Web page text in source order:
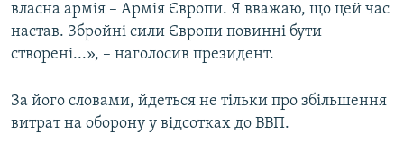
власна армія – Армія Європи. Я вважаю, що цей час
настав. Збройні сили Європи повинні бути
створені...», – наголосив президент.
За його словами, йдеться не тільки про збільшення
витрат на оборону у відсотках до ВВП.